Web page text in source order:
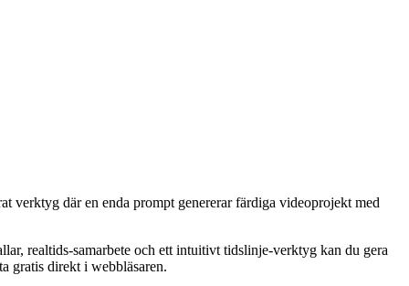
verktyg där en enda prompt genererar färdiga videoprojekt med
realtids-samarbete och ett intuitivt tidslinje-verktyg kan du gera
gratis direkt i webbläsaren.